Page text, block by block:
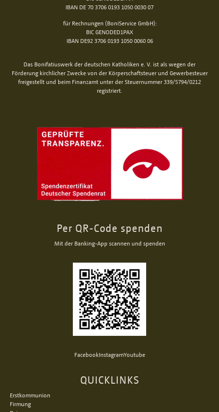
IBAN DE 70 3706 0193 1050 0030 07
für Rechnungen (BoniService GmbH):
BIC GENODED1PAX
IBAN DE92 3706 0193 1050 0060 06
Das Bonifatiuswerk der deutschen Katholiken e. V. ist als wegen der
Förderung kirchlicher Zwecke von der Körperschaftsteuer und Gewerbesteuer
freigestellt und beim Finanzamt unter der Steuernummer 339/5794/0212
registriert.
Per QR-Code spenden
Mit der Banking-App scannen und spenden
FacebookInstagramYoutube
QUICKLINKS
Erstkommunion
Firmung